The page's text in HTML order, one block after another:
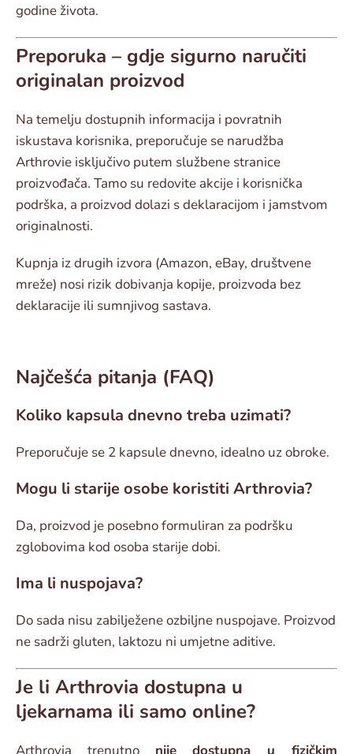
godine života.
Preporuka – gdje sigurno naručiti
originalan proizvod
Na temelju dostupnih informacija i povratnih
iskustava korisnika, preporučuje se narudžba
Arthrovie isključivo putem službene stranice
proizvođača. Tamo su redovite akcije i korisnička
podrška, a proizvod dolazi s deklaracijom i jamstvom
originalnosti.
Kupnja iz drugih izvora (Amazon, eBay, društvene
mreže) nosi rizik dobivanja kopije, proizvoda bez
deklaracije ili sumnjivog sastava.
Najčešća pitanja (FAQ)
Koliko kapsula dnevno treba uzimati?
Preporučuje se 2 kapsule dnevno, idealno uz obroke.
Mogu li starije osobe koristiti Arthrovia?
Da, proizvod je posebno formuliran za podršku
zglobovima kod osoba starije dobi.
Ima li nuspojava?
Do sada nisu zabilježene ozbiljne nuspojave. Proizvod
ne sadrži gluten, laktozu ni umjetne aditive.
Je li Arthrovia dostupna u
ljekarnama ili samo online?